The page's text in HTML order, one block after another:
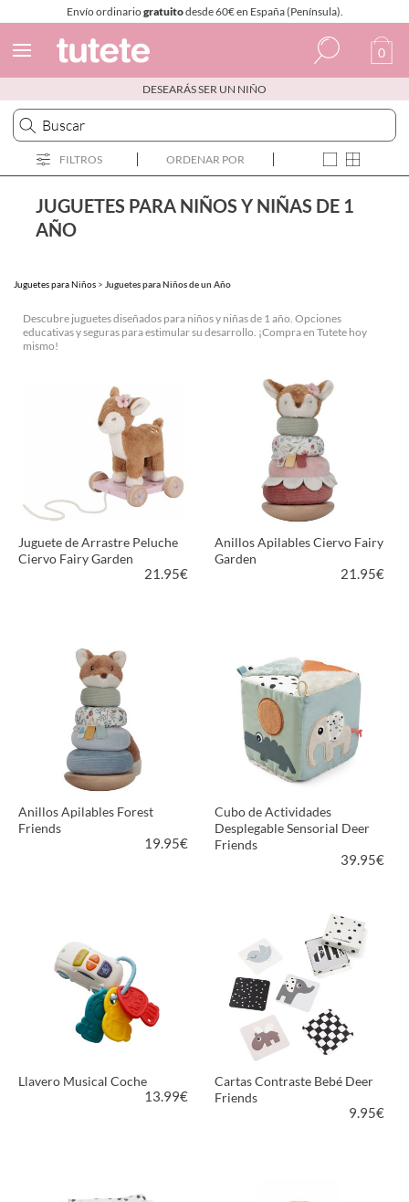
Envío ordinariogratuitodesde 60€ en España (Península).
Español
Italiano
Inglés
Portugués
Francés
0
DESEARÁS SER UN NIÑO
FILTROS ORDENAR POR
JUGUETES PARA NIÑOS Y NIÑAS DE 1
AÑO
Juguetes para Niños > Juguetes para Niños de un Año
Descubre juguetes diseñados para niños y niñas de 1 año. Opciones
educativas y seguras para estimular su desarrollo. ¡Compra en Tutete hoy
mismo!
Juguete de Arrastre Peluche
Ciervo Fairy Garden
21.95€
VER PRODUCTO
Anillos Apilables Ciervo Fairy
Garden
21.95€
Anillos Apilables Forest
Friends
19.95€
Cubo de Actividades
Desplegable Sensorial Deer
Friends
39.95€
VER PRODUCTO
Llavero Musical Coche
13.99€
Cartas Contraste Bebé Deer
Friends
9.95€